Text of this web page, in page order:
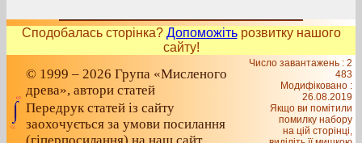
Сподобалась сторінка? Допоможітьрозвитку нашого
сайту!
© 1999 – 2026 Група «Мисленого
древа», автори статей
Передрук статей із сайту
заохочується за умови посилання
Число завантажень : 2
483
Модифіковано :
26.08.2019
Якщо ви помітили
помилку набору
на цiй сторiнцi,